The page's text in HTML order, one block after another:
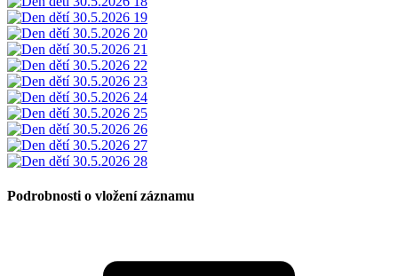
Podrobnosti o vložení záznamu